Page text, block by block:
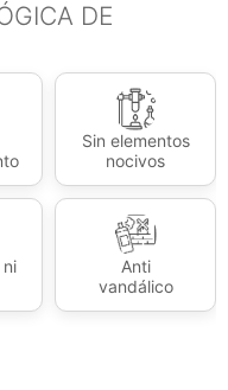
DE
Sin elementos
nocivos
Anti
vandálico